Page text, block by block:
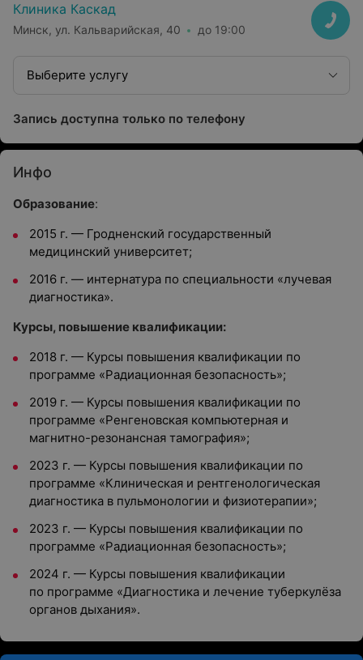
Клиника Каскад
Минск, ул. Кальварийская, 40 до 19:00
Выберите услугу
Запись доступна только по телефону
Инфо
Образование:
2015 г. — Гродненский государственный
медицинский университет;
2016 г. — интернатура по специальности «лучевая
диагностика».
Курсы, повышение квалификации:
2018 г. — Курсы повышения квалификации по
программе «Радиационная безопасность»;
2019 г. — Курсы повышения квалификации по
программе «Ренгеновская компьютерная и
магнитно-резонансная тамография»;
2023 г. — Курсы повышения квалификации по
программе «Клиническая и рентгенологическая
диагностика в пульмонологии и физиотерапии»;
2023 г. — Курсы повышения квалификации по
программе «Радиационная безопасность»;
2024 г. — Курсы повышения квалификации
по программе «Диагностика и лечение туберкулёза
органов дыхания».